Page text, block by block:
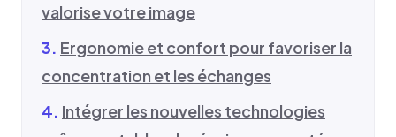
valorise votre image
Ergonomie et confort pour favoriser la
concentration et les échanges
Intégrer les nouvelles technologies